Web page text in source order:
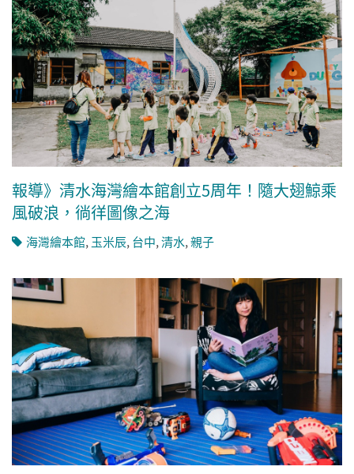
報導》清水海灣繪本館創立5周年！隨大翅鯨乘
風破浪，徜徉圖像之海
海灣繪本館,玉米辰,台中,清水,親子